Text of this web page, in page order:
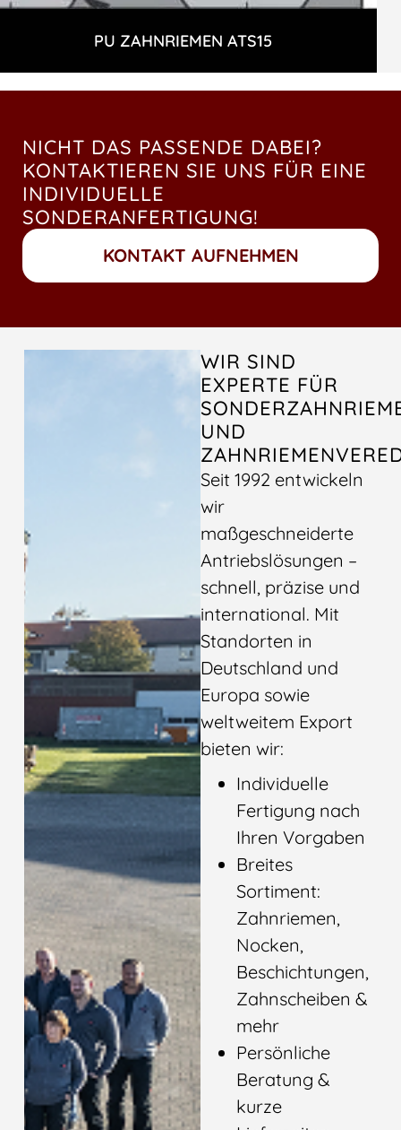
PU ZAHNRIEMEN ATS15
NICHT DAS PASSENDE DABEI?
KONTAKTIEREN SIE UNS FÜR EINE
INDIVIDUELLE
SONDERANFERTIGUNG!
KONTAKT AUFNEHMEN
WIR SIND
EXPERTE FÜR
UND
Seit 1992 entwickeln
wir
maßgeschneiderte
Antriebslösungen –
schnell, präzise und
international. Mit
Standorten in
Deutschland und
Europa sowie
weltweitem Export
bieten wir:
Individuelle
Fertigung nach
Ihren Vorgaben
Breites
Sortiment:
Zahnriemen,
Nocken,
Beschichtungen,
Zahnscheiben &
mehr
Persönliche
Beratung &
kurze